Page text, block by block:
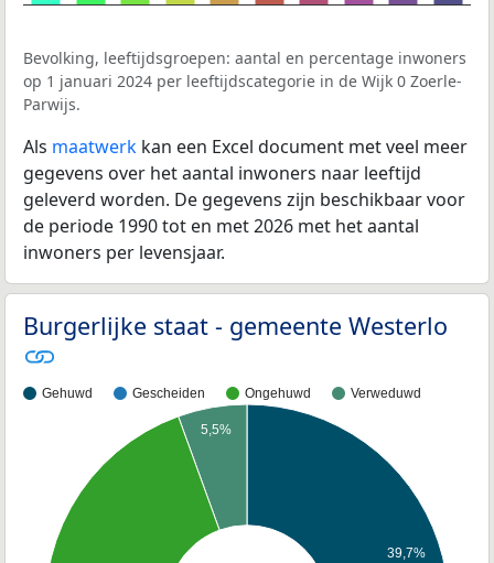
Bevolking, leeftijdsgroepen: aantal en percentage inwoners
op 1 januari 2024 per leeftijdscategorie in de Wijk 0 Zoerle-
Parwijs.
Als maatwerk kan een Excel document met veel meer
gegevens over het aantal inwoners naar leeftijd
geleverd worden. De gegevens zijn beschikbaar voor
de periode 1990 tot en met 2026 met het aantal
inwoners per levensjaar.
Burgerlijke staat - gemeente Westerlo
Gehuwd Gescheiden Ongehuwd Verweduwd
39,7%
5,5%